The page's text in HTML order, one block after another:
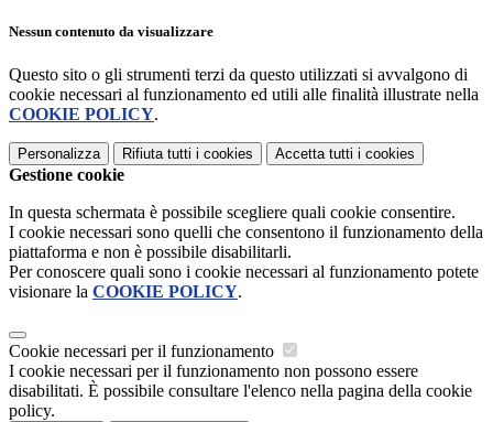
Nessun contenuto da visualizzare
Questo sito o gli strumenti terzi da questo utilizzati si avvalgono di
cookie necessari al funzionamento ed utili alle finalità illustrate nella
COOKIE POLICY.
Personalizza Rifiuta tutti i cookies Accetta tutti i cookies
Gestione cookie
In questa schermata è possibile scegliere quali cookie consentire.
I cookie necessari sono quelli che consentono il funzionamento della
piattaforma e non è possibile disabilitarli.
Per conoscere quali sono i cookie necessari al funzionamento potete
visionare la COOKIE POLICY.
Cookie necessari per il funzionamento
I cookie necessari per il funzionamento non possono essere
disabilitati. È possibile consultare l'elenco nella pagina della cookie
policy.